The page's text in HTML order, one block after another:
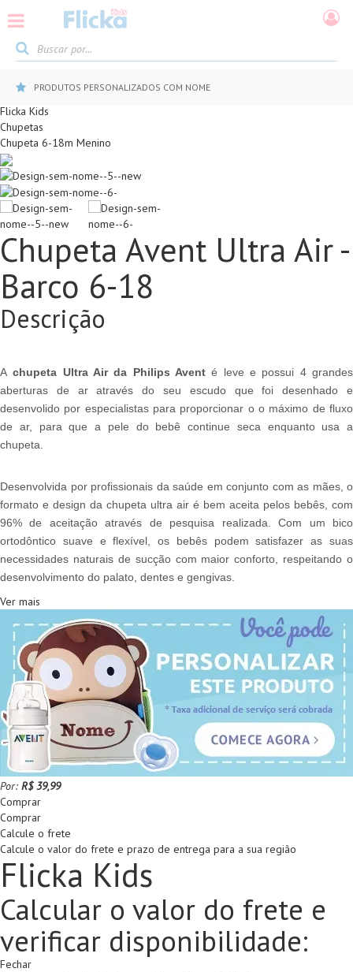
PRODUTOS PERSONALIZADOS COM NOME
Flicka Kids
Chupetas
Chupeta 6-18m Menino
Chupeta Avent Ultra Air -
Barco 6-18
Descrição
Achupeta Ultra Air da Philips Aventé leve e possui 4 grandes
aberturas de ar através do seu escudo que foi desenhado e
desenvolido por especialistas para proporcionar o o máximo de fluxo
de ar, para que a pele do bebê continue seca enquanto usa a
chupeta.
Desenvolvida por profissionais da saúde em conjunto com as mães, o
formato e design da chupeta ultra air é bem aceita pelos bebês, com
96% de aceitação através de pesquisa realizada. Com um bico
ortodôntico suave e flexível, os bebês podem satisfazer as suas
necessidades naturais de sucção com maior conforto, respeitando o
desenvolvimento do palato, dentes e gengivas.
Ver mais
Por: R$ 39,99
Comprar
Comprar
Calcule o frete
Calcule o valor do frete e prazo de entrega para a sua região
Flicka Kids
Calcular o valor do frete e
verificar disponibilidade:
Fechar